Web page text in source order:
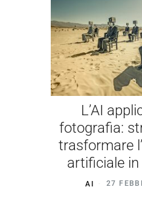
INIZIARE
L’AI
fotografia:
trasformare
artificiale
AI 27